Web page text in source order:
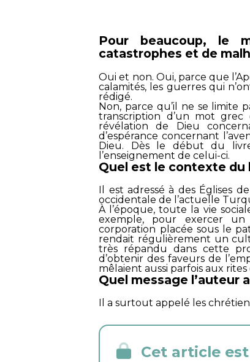
Pour beaucoup, le
catastrophes et de
Oui et non. Oui, parce que
calamités, les guerres qui
rédigé.
Non, parce qu’il ne se limite
transcription d’un mot grec
révélation de Dieu
d’espérance concernant
Dieu. Dès le début du
l’enseignement de celui-ci.
Quel est le contexte du
Il est adressé à des Églises
occidentale de l’actuelle
À l’époque, toute la vie
exemple, pour exercer
corporation placée sous le
rendait régulièrement un
très répandu dans cette
d’obtenir des faveurs de
mêlaient aussi parfois aux
Quel message l’auteur
Il a surtout appelé les
Cet article